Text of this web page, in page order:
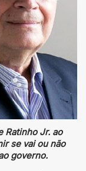
Ratinho Jr. ao
se vai ou não
governo.